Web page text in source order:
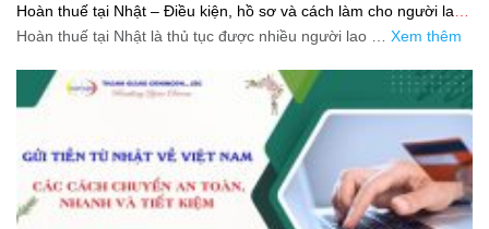
Hoàn thuế tại Nhật – Điều kiện, hồ sơ và cách làm cho người lao
động
Hoàn thuế tại Nhật là thủ tục được nhiều người lao … Xem thêm